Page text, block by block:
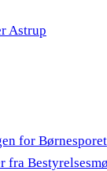
Astrup
for Børnesporet
fra